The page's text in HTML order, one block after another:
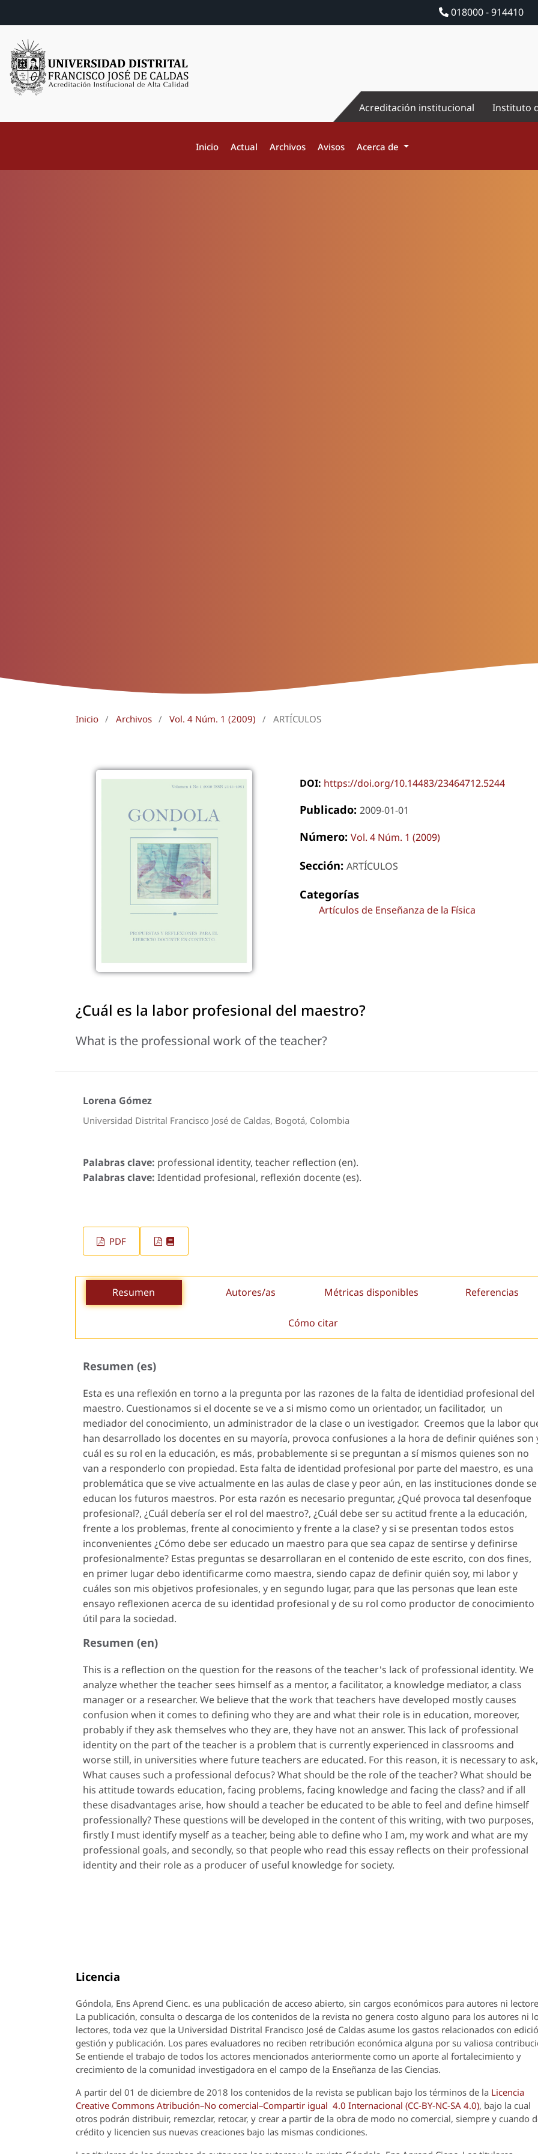
018000 - 914410
Acreditación institucional Instituto
Inicio Actual Archivos Avisos Acerca de
Inicio / Archivos / Vol. 4 Núm. 1 (2009) / ARTÍCULOS
DOI: https://doi.org/10.14483/23464712.5244
Publicado: 2009-01-01
Número: Vol. 4 Núm. 1 (2009)
Sección: ARTÍCULOS
Categorías
Artículos de Enseñanza de la Física
¿Cuál es la labor profesional del maestro?
What is the professional work of the teacher?
Lorena Gómez
Universidad Distrital Francisco José de Caldas, Bogotá, Colombia
Palabras clave: professional identity, teacher reflection (en).
Palabras clave: Identidad profesional, reflexión docente (es).
PDF
Resumen Autores/as Métricas disponibles Referencias
Cómo citar
Resumen (es)
Esta es una reflexión en torno a la pregunta por las razones de la falta de identidiad profesional del
maestro. Cuestionamos si el docente se ve a si mismo como un orientador, un facilitador, un
mediador del conocimiento, un administrador de la clase o un ivestigador. Creemos que la labor
han desarrollado los docentes en su mayoría, provoca confusiones a la hora de definir quiénes son
cuál es su rol en la educación, es más, probablemente si se preguntan a sí mismos quienes son no
van a responderlo con propiedad. Esta falta de identidad profesional por parte del maestro, es una
problemática que se vive actualmente en las aulas de clase y peor aún, en las instituciones donde se
educan los futuros maestros. Por esta razón es necesario preguntar, ¿Qué provoca tal desenfoque
profesional?, ¿Cuál debería ser el rol del maestro?, ¿Cuál debe ser su actitud frente a la educación,
frente a los problemas, frente al conocimiento y frente a la clase? y si se presentan todos estos
inconvenientes ¿Cómo debe ser educado un maestro para que sea capaz de sentirse y definirse
profesionalmente? Estas preguntas se desarrollaran en el contenido de este escrito, con dos fines,
en primer lugar debo identificarme como maestra, siendo capaz de definir quién soy, mi labor y
cuáles son mis objetivos profesionales, y en segundo lugar, para que las personas que lean este
ensayo reflexionen acerca de su identidad profesional y de su rol como productor de conocimiento
útil para la sociedad.
Resumen (en)
This is a reflection on the question for the reasons of the teacher's lack of professional identity. We
analyze whether the teacher sees himself as a mentor, a facilitator, a knowledge mediator, a class
manager or a researcher. We believe that the work that teachers have developed mostly causes
confusion when it comes to defining who they are and what their role is in education, moreover,
probably if they ask themselves who they are, they have not an answer. This lack of professional
identity on the part of the teacher is a problem that is currently experienced in classrooms and
worse still, in universities where future teachers are educated. For this reason, it is necessary to ask,
What causes such a professional defocus? What should be the role of the teacher? What should be
his attitude towards education, facing problems, facing knowledge and facing the class? and if all
these disadvantages arise, how should a teacher be educated to be able to feel and define himself
professionally? These questions will be developed in the content of this writing, with two purposes,
firstly I must identify myself as a teacher, being able to define who I am, my work and what are my
professional goals, and secondly, so that people who read this essay reflects on their professional
identity and their role as a producer of useful knowledge for society.
Licencia
Góndola, Ens Aprend Cienc. es una publicación de acceso abierto, sin cargos económicos para autores ni
La publicación, consulta o descarga de los contenidos de la revista no genera costo alguno para los autores ni
lectores, toda vez que la Universidad Distrital Francisco José de Caldas asume los gastos relacionados con
gestión y publicación. Los pares evaluadores no reciben retribución económica alguna por su valiosa
Se entiende el trabajo de todos los actores mencionados anteriormente como un aporte al fortalecimiento y
crecimiento de la comunidad investigadora en el campo de la Enseñanza de las Ciencias.
A partir del 01 de diciembre de 2018 los contenidos de la revista se publican bajo los términos de la Licencia
Creative Commons Atribución–No comercial–Compartir igual 4.0 Internacional (CC-BY-NC-SA 4.0), bajo la cual
otros podrán distribuir, remezclar, retocar, y crear a partir de la obra de modo no comercial, siempre y cuando
crédito y licencien sus nuevas creaciones bajo las mismas condiciones.